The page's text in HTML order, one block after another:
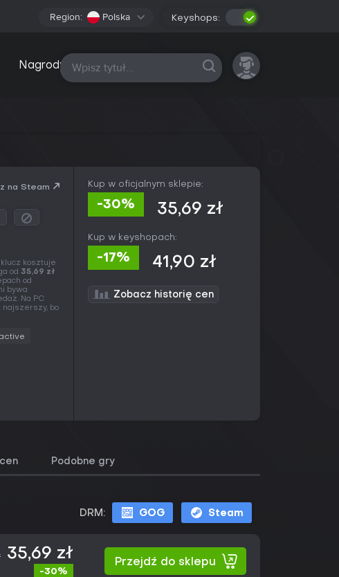
Region: Polska Keyshops:
Nagrody Wszystkie platformy
na Steam
kosztuje
od 35,69 zł
od
bywa
Na PC
najszerszy, bo
Kup w oficjalnym sklepie:
-30% 35,69 zł
Kup w keyshopach:
-17% 41,90 zł
Zobacz historię cen
Podobne gry
DRM: GOG Steam
35,69 zł
-30%
Przejdź do sklepu